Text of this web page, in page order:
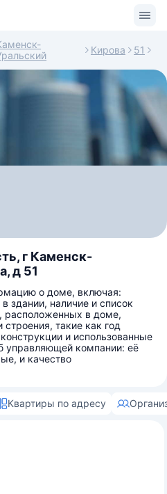
Кирова 51
г Каменск-
д 51
о доме, включая:
здании, наличие и список
расположенных в доме,
такие как год
и использованные
управляющей компании: её
и качество
Квартиры по адресу